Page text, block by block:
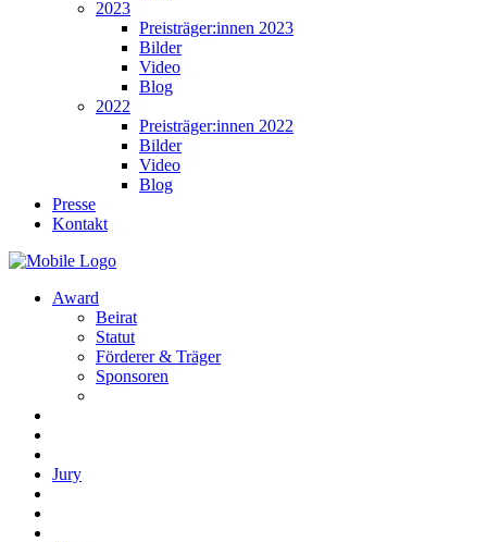
2023
Preisträger:innen 2023
Bilder
Video
Blog
2022
Preisträger:innen 2022
Bilder
Video
Blog
Presse
Kontakt
Award
Beirat
Statut
Förderer & Träger
Sponsoren
Jury